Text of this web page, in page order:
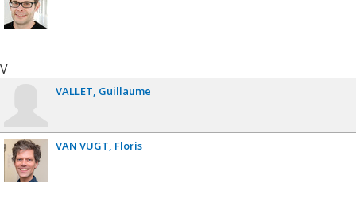
V
VALLET Guillaume
VAN VUGT Floris